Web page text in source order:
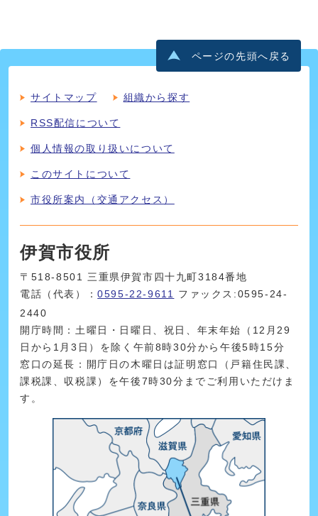
ページの先頭へ戻る
サイトマップ 組織から探す
RSS配信について
個人情報の取り扱いについて
このサイトについて
市役所案内（交通アクセス）
伊賀市役所
〒518-8501 三重県伊賀市四十九町3184番地
電話（代表）：0595-22-9611
ファックス:0595-24-
2440
開庁時間：土曜日・日曜日、祝日、年末年始（12月29
日から1月3日）を除く午前8時30分から午後5時15分
窓口の延長：開庁日の木曜日は証明窓口（戸籍住民課、
課税課、収税課）を午後7時30分までご利用いただけま
す。